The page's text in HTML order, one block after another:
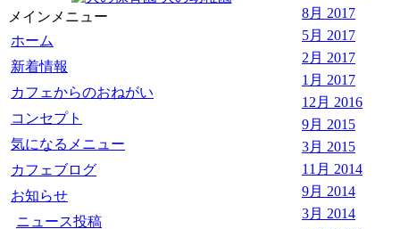
メインメニュー
ホーム
新着情報
カフェからのおねがい
コンセプト
気になるメニュー
カフェブログ
お知らせ
ニュース投稿
8月 2017
5月 2017
2月 2017
1月 2017
12月 2016
9月 2015
3月 2015
11月 2014
9月 2014
3月 2014